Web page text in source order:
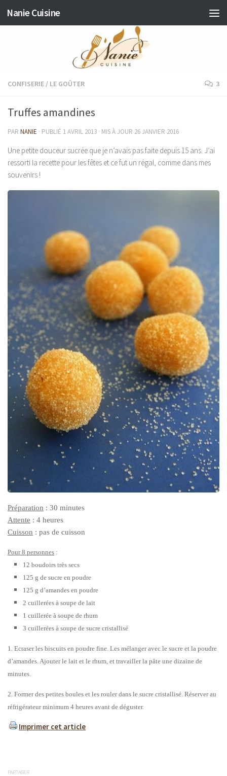
Skip to content
Nanie Cuisine
CONFISERIE / LE GOÛTER 3
Truffes amandines
PAR NANIE · PUBLIÉ 1 AVRIL 2013 · MIS À JOUR 26 JANVIER 2016
Une petite douceur sucrée que je n’avais pas faite depuis 15 ans. J’ai
ressorti la recette pour les fêtes et ce fut un régal, comme dans mes
souvenirs !
Préparation : 30 minutes
Attente : 4 heures
Cuisson : pas de cuisson
Pour 8 personnes :
12 boudoirs très secs
125 g de sucre en poudre
125 g d’amandes en poudre
2 cuillerées à soupe de lait
1 cuillerée à soupe de rhum
3 cuillerées à soupe de sucre cristallisé
1. Ecraser les biscuits en poudre fine. Les mélanger avec le sucre et la poudre
d’amandes. Ajouter le lait et le rhum, et travailler la pâte une dizaine de
minutes.
2. Former des petites boules et les rouler dans le sucre cristallisé. Réserver au
réfrigérateur minimum 4 heures avant de déguster.
Imprimer cet article
PARTAGER